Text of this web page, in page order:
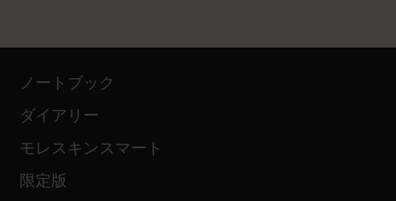
ノートブック
ダイアリー
モレスキンスマート
限定版